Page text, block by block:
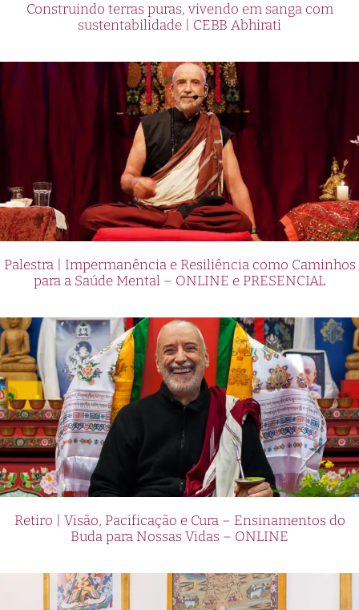
Construindo terras puras, vivendo em sanga com
sustentabilidade | CEBB Abhirati
Palestra | Impermanência e Resiliência como Caminhos
para a Saúde Mental – ONLINE e PRESENCIAL
Retiro | Visão, Pacificação e Cura – Ensinamentos do
Buda para Nossas Vidas – ONLINE